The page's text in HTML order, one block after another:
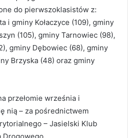
do pierwszoklasistów z:
i gminy Kołaczyce (109), gminy
(105), gminy Tarnowiec (98),
gminy Dębowiec (68), gminy
Brzyska (48) oraz gminy
przełomie września i
nią – za pośrednictwem
– Jasielski Klub
Drogowego.